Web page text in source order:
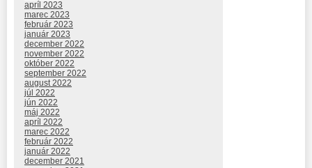
apríl 2023
marec 2023
február 2023
január 2023
december 2022
november 2022
október 2022
september 2022
august 2022
júl 2022
jún 2022
máj 2022
apríl 2022
marec 2022
február 2022
január 2022
december 2021